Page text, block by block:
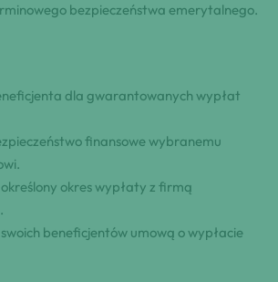
bezpieczeństwa emerytalnego.
dla gwarantowanych wypłat
finansowe wybranemu
okres wypłaty z firmą
beneficjentów umową o wypłacie